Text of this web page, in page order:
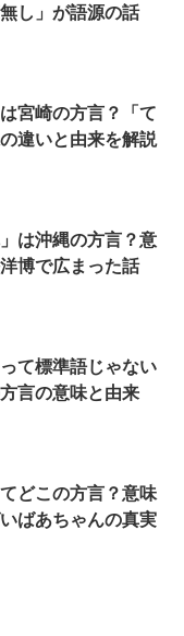
し」が語源の話
宮崎の方言？「て
違いと由来を解説
」は沖縄の方言？意
博で広まった話
って標準語じゃない
言の意味と由来
てどこの方言？意味
ばあちゃんの真実